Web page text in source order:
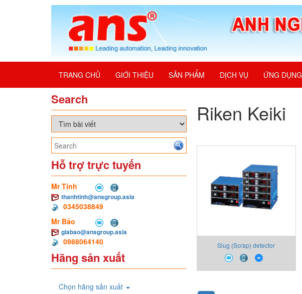
TRANG CHỦ GIỚI THIỆU SẢN PHẨM DỊCH VỤ ỨNG DỤNG
Search
Hỗ trợ trực tuyến
Mr Tính
thanhtinh@ansgroup.asia
0345038849
Mr Bảo
giabao@ansgroup.asia
0988064140
Hãng sản xuất
Chọn hãng sản xuất
Riken Keiki
Slug (Scrap) detector